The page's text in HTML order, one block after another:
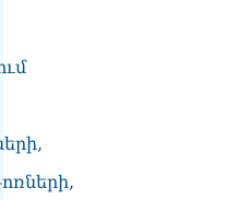
աջակցում է դեպի կայուն
09.08.2026
Կայուն ու տևական